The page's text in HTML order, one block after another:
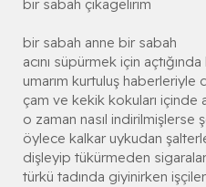
bir sabah çıkagelirim
bir sabah anne bir sabah
acını süpürmek için açtığında
umarım kurtuluş haberleriyle
çam ve kekik kokuları içinde
o zaman nasıl indirilmişlerse
öylece kalkar uykudan
dişleyip tükürmeden
türkü tadında giyinirken işçiler